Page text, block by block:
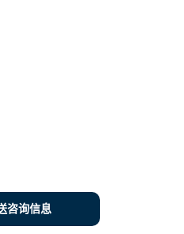
咨询信息